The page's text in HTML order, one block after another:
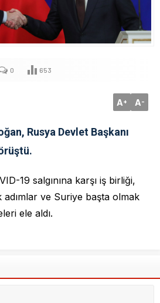
0 653
A+ A-
Rusya Devlet Başkanı
19 salgınına karşı iş birliği,
adımlar ve Suriye başta olmak
ele aldı.